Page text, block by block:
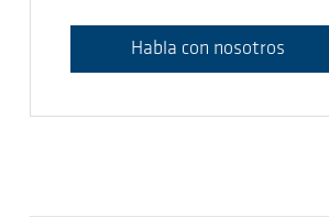
Habla con nosotros